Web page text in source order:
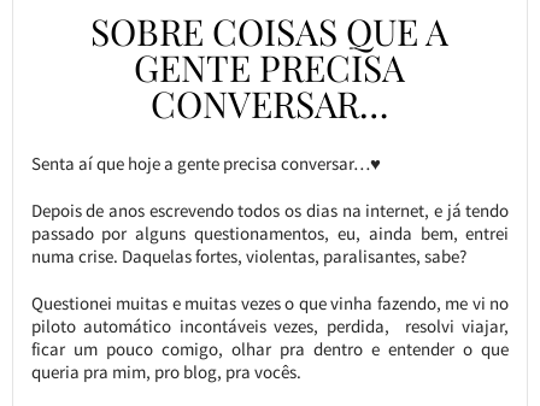
SOBRE COISAS QUE A
GENTE PRECISA
CONVERSAR…
Senta aí que hoje a gente precisa conversar…♥
Depois de anos escrevendo todos os dias na internet, e já tendo
passado por alguns questionamentos, eu, ainda bem, entrei
numa crise. Daquelas fortes, violentas, paralisantes, sabe?
Questionei muitas e muitas vezes o que vinha fazendo, me vi no
piloto automático incontáveis vezes, perdida, resolvi viajar,
ficar um pouco comigo, olhar pra dentro e entender o que
queria pra mim, pro blog, pra vocês.